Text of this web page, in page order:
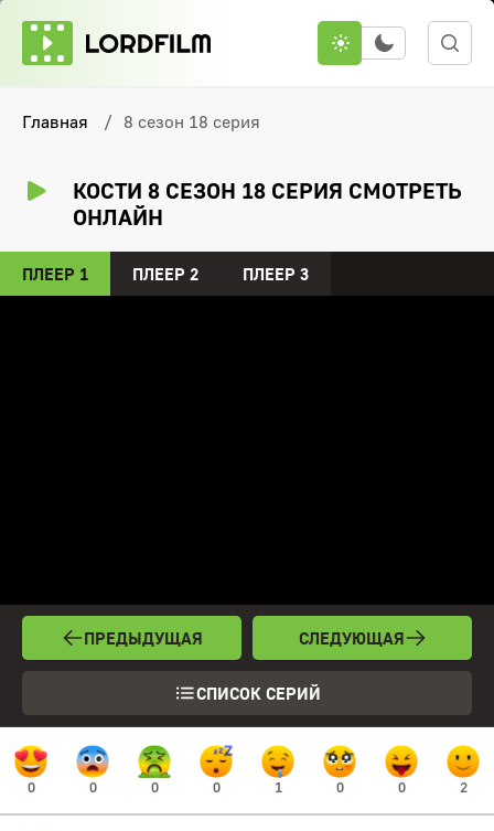
Главная 8 сезон 18 серия
КОСТИ 8 СЕЗОН 18 СЕРИЯ СМОТРЕТЬ
ОНЛАЙН
ПЛЕЕР 1 ПЛЕЕР 2 ПЛЕЕР 3
ПРЕДЫДУЩАЯ
СПИСОК СЕРИЙ
СЛЕДУЮЩАЯ
0 0 0 0 1 0 0 2